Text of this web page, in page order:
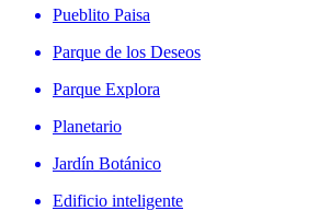
Pueblito Paisa
Parque de los Deseos
Parque Explora
Planetario
Jardín Botánico
Edificio inteligente